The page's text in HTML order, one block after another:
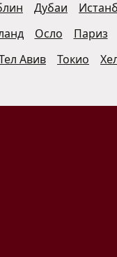
Дубаи
Осло Париз
Авив Токио